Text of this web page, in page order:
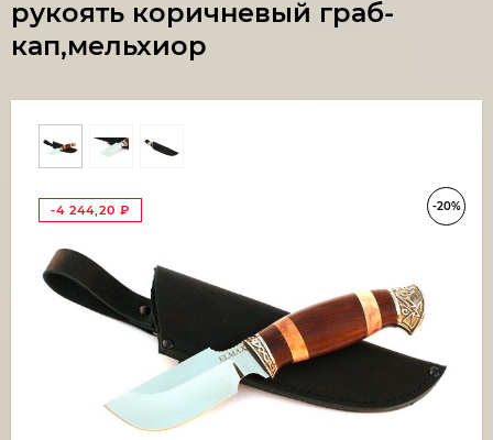
рукоять коричневый граб-
кап,мельхиор
-20%
-4 244,20 ₽